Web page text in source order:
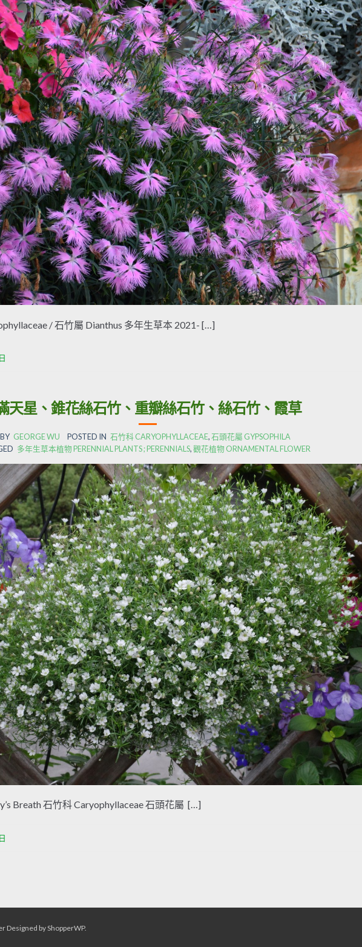
/ 石竹屬 Dianthus 多年生草本 2021- […]
天星、錐花絲石竹、重瓣絲石竹、絲石竹、霞草
BY GEORGE WU POSTED IN 石竹科 CARYOPHYLLACEAE,石頭花屬 GYPSOPHILA
多年生草本植物 PERENNIAL PLANTS ; PERENNIALS,觀花植物 ORNAMENTAL FLOWER
Breath 石竹科 Caryophyllaceae 石頭花屬 […]
Designed byShopperWP.